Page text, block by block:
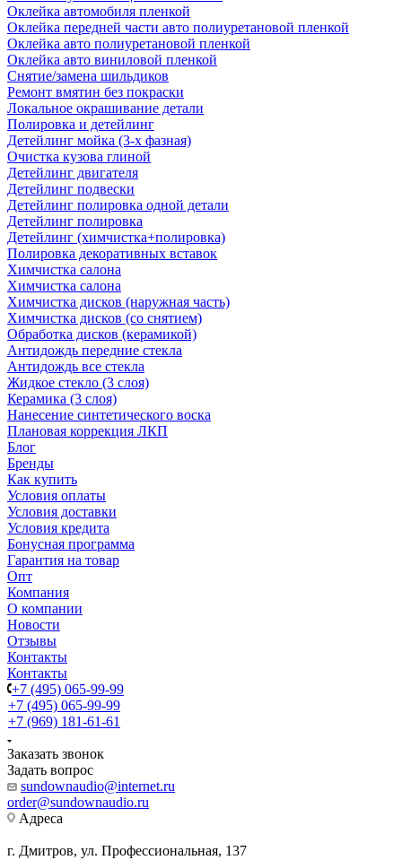
Оклейка автомобиля пленкой
Оклейка передней части авто полиуретановой пленкой
Оклейка авто полиуретановой пленкой
Оклейка авто виниловой пленкой
Снятие/замена шильдиков
Ремонт вмятин без покраски
Локальное окрашивание детали
Полировка и детейлинг
Детейлинг мойка (3-х фазная)
Очистка кузова глиной
Детейлинг двигателя
Детейлинг подвески
Детейлинг полировка одной детали
Детейлинг полировка
Детейлинг (химчистка+полировка)
Полировка декоративных вставок
Химчистка салона
Химчистка салона
Химчистка дисков (наружная часть)
Химчистка дисков (со снятием)
Обработка дисков (керамикой)
Антидождь передние стекла
Антидождь все стекла
Жидкое стекло (3 слоя)
Керамика (3 слоя)
Нанесение синтетического воска
Плановая коррекция ЛКП
Блог
Бренды
Как купить
Условия оплаты
Условия доставки
Условия кредита
Бонусная программа
Гарантия на товар
Опт
Компания
О компании
Новости
Отзывы
Контакты
Контакты
+7 (495) 065-99-99
+7 (495) 065-99-99
+7 (969) 181-61-61
Заказать звонок
Задать вопрос
sundownaudio@internet.ru
order@sundownaudio.ru
Адреса
г. Дмитров, ул. Профессиональная, 137